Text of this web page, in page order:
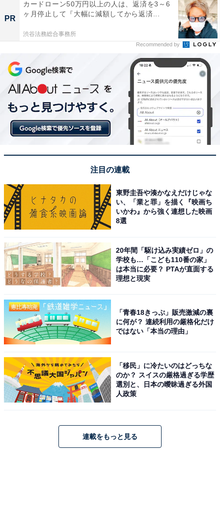
や、力強さ、気品を漂わせます。「高田」という親しみ
やすい名前との組み合わせが絶妙で、漢字のビジュアル
から受ける端正な印象も相まって、票が集まりました。
回答者からは「『陸前』という歴史的な地名と『高田』
という響きが組み合わさり、堂々とした印象を持ちま
す。震災からの復興の象徴としても知られており、名前
に強さと誇りを感じます」（40代男性／北海道）、「文
字数が多く、響きがかっこいいから」（20代女性／神奈
川県）、「陸前高田市の文字数を欲張ってもなおごてご
てしすぎていないバランスが素晴らしい。聞きなじみも
同率1位：花巻市／44票
宮沢賢治の故郷として有名な花巻市。その名前は、まる
で物語のタイトルのような優雅な響きを持っています。
誇る温泉郷など、訪れる人を魅了する観光要素がたくさ
ん。文字通り「花が舞い、巻く」ような華麗なイメージ
PR
カードローン50万円以上の人は、返済を3～6
ヶ月停止して『大幅に減額してから返済...
渋谷法務総合事務所
Recommended by
注目の連載
東野圭吾や湊かなえだけじゃな
い、「業と罪」を描く『映画ち
いかわ』から強く連想した映画
8選
20年間「駆け込み実績ゼロ」の
学校も…「こども110番の家」
は本当に必要？ PTAが直面する
理想と現実
「青春18きっぷ」販売激減の裏
に何が？ 連続利用の厳格化だけ
ではない「本当の理由」
「移民」に冷たいのはどっちな
のか？ スイスの厳格過ぎる学歴
選別と、日本の曖昧過ぎる外国
人政策
連載をもっと見る